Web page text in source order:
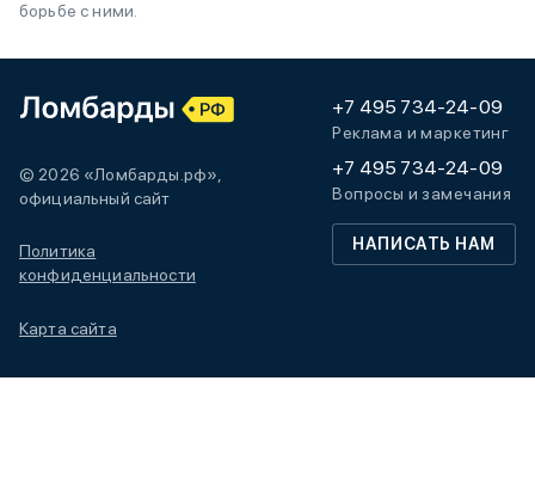
борьбе с ними.
© 2026 «Ломбарды.рф»,
официальный сайт
Политика
конфиденциальности
Карта сайта
+7 495 734-24-09
Реклама и маркетинг
+7 495 734-24-09
Вопросы и замечания
НАПИСАТЬ НАМ